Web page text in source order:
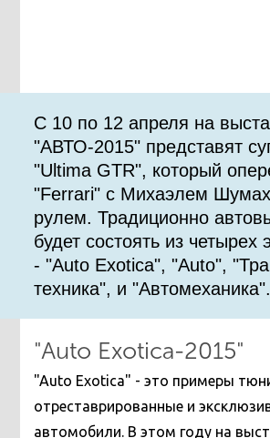
С 10 по 12 апреля на
"АВТО-2015" представят
"Ultima GTR", который
"Ferrari" c Михаэлем
рулем. Традиционно
будет состоять из четырех
- "Auto Exotica", "Auto",
техника", и "Автомеханика".
"Auto Exotica-2015"
"Auto Exotica" - это примеры
отреставрированные и
автомобили. В этом году на